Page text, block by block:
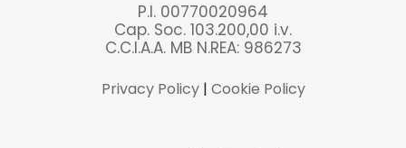
P.I. 00770020964
Cap. Soc. 103.200,00 i.v.
C.C.I.A.A. MB N.REA: 986273
Privacy Policy| Cookie Policy